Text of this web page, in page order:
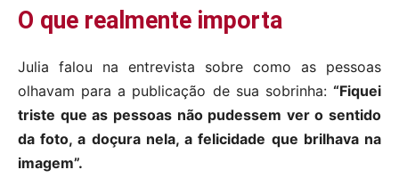
O que realmente importa
Julia falou na entrevista sobre como as pessoas
olhavam para a publicação de sua sobrinha: “Fiquei
triste que as pessoas não pudessem ver o sentido
da foto, a doçura nela, a felicidade que brilhava na
imagem”.